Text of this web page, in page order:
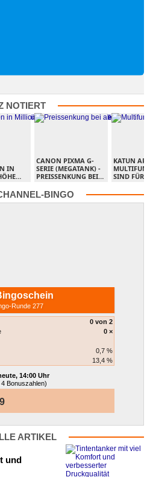
NOTIERT
IN
CANON PIXMA G-
SERIE (MEGATANK) -
PREISSENKUNG BEI
TINTENTANKDRUCKERN
KATUN
SIND FÜR
BINGO
Runde 277
0 von 2
0 ×
0,7 %
13,4 %
14:00 Uhr
Bonuszahlen)
ARTIKEL
und